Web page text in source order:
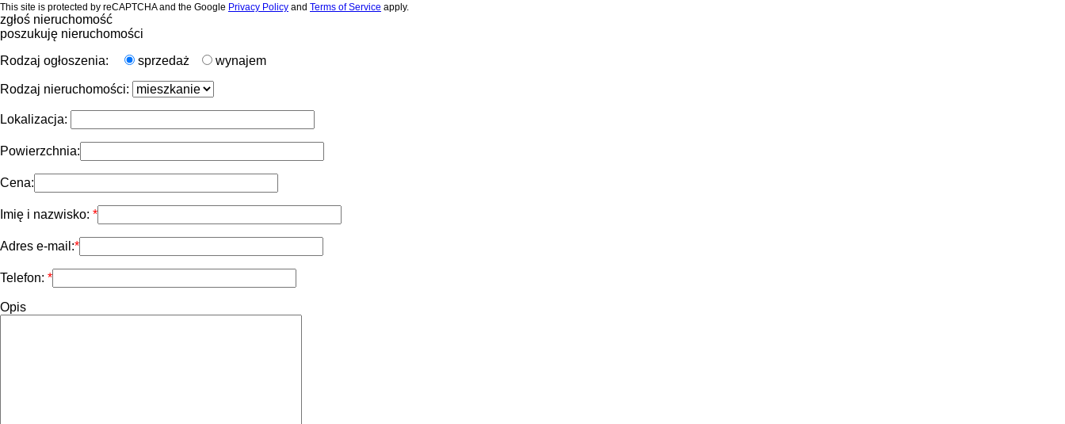
This site is protected by reCAPTCHA and the Google Privacy Policy and Terms of Service apply.
zgłoś nieruchomość
poszukuję nieruchomości
Rodzaj ogłoszenia:
sprzedaż wynajem
Rodzaj nieruchomości:
Lokalizacja:
Powierzchnia:
Cena:
Imię i nazwisko:
Adres e-mail:
Telefon:
Opis